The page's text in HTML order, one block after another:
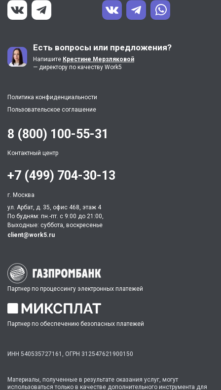
Есть вопросы или предложения?
Напишите Крестине Мерзляковой
— директору по качеству Work5
Политика конфиденциальности
Пользовательское соглашение
Партнер по процессингу электронных платежей
Партнер по обеспечению безопасных платежей
ИНН 540535727161, ОГРН 312547621900150
8 (800) 100-55-31
Контактный центр
+7 (499) 704-30-13
г. Москва
ул. Арбат, д. 35, офис 468, этаж 4
По будням: пн.-пт. c 9:00 до 21:00,
Выходные: суббота, воскресенье
client@work5.ru
Материалы, полученные в результате оказания услуг, могут
использоваться только в качестве дополнительного инструмента для